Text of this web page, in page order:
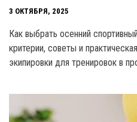
3 ОКТЯБРЯ, 2025
Как выбрать осенний
критерии, советы и
экипировки для тренировок в